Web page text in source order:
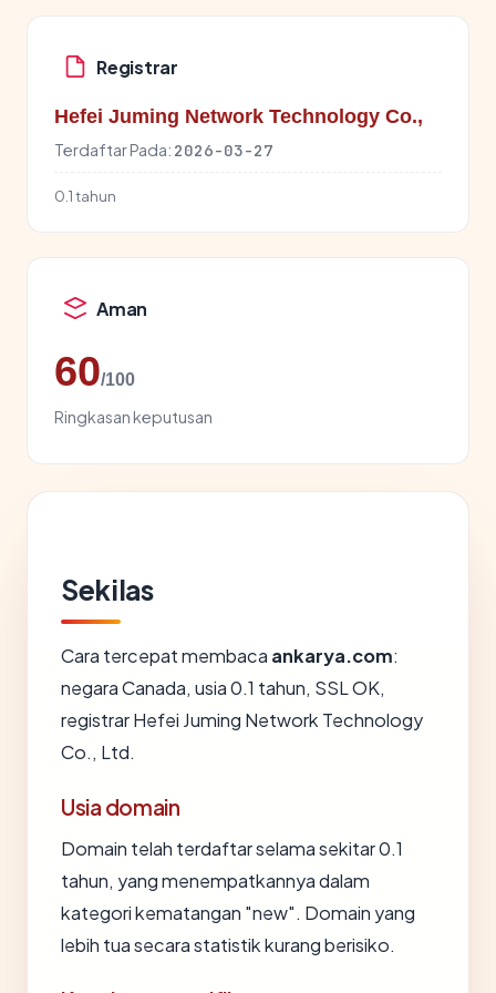
Registrar
Hefei Juming Network Technology Co.,
Terdaftar Pada: 2026-03-27
0.1 tahun
Aman
60/100
Ringkasan keputusan
Sekilas
Cara tercepat membaca ankarya.com:
negara Canada, usia 0.1 tahun, SSL OK,
registrar Hefei Juming Network Technology
Co., Ltd.
Usia domain
Domain telah terdaftar selama sekitar 0.1
tahun, yang menempatkannya dalam
kategori kematangan "new". Domain yang
lebih tua secara statistik kurang berisiko.